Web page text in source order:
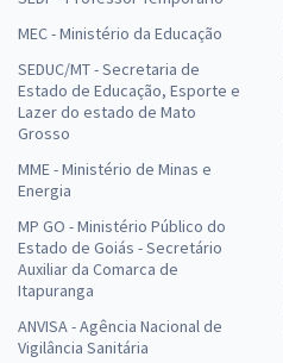
MEC - Ministério da Educação
SEDUC/MT - Secretaria de
Estado de Educação, Esporte e
Lazer do estado de Mato
Grosso
MME - Ministério de Minas e
Energia
MP GO - Ministério Público do
Estado de Goiás - Secretário
Auxiliar da Comarca de
Itapuranga
ANVISA - Agência Nacional de
Vigilância Sanitária